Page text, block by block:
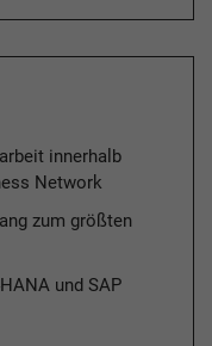
innerhalb
Network
zum größten
und SAP